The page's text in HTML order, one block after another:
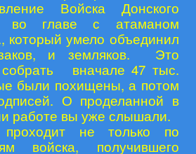
Войска Донского
во главе с атаманом
который умело объединил
и земляков. Это
вначале 47 тыс.
были похищены, а потом
О проделанной в
работе вы уже слышали.
не только по
войска, получившего